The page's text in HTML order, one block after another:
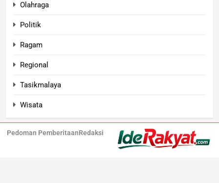
Olahraga
Politik
Ragam
Regional
Tasikmalaya
Wisata
Pedoman PemberitaanRedaksi